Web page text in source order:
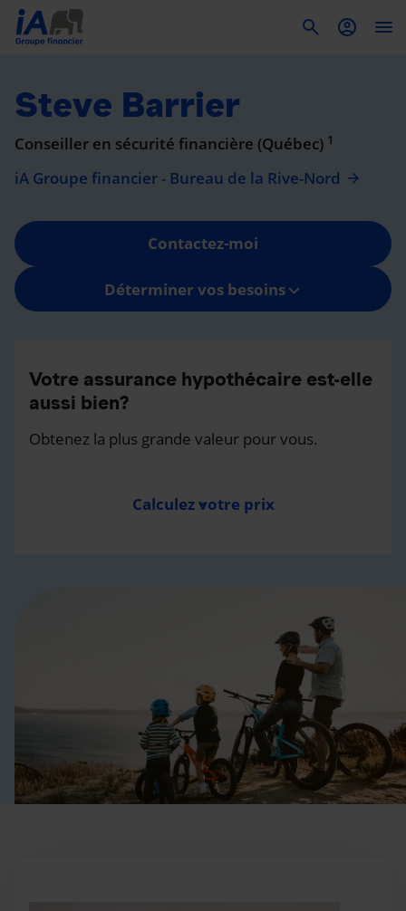
Steve Barrier
Conseiller en sécurité financière (Québec) 1
iA Groupe financier - Bureau de la Rive-Nord
Contactez-moi
Déterminer vos besoins
Votre assurance hypothécaire est-elle
aussi bien?
Obtenez la plus grande valeur pour vous.
Calculez votre prix